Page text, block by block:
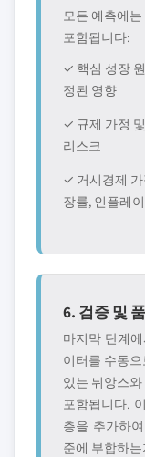
모든 예측에
포함됩니다:
✓ 핵심 성장
정된 영향
✓ 규제 가정
리스크
✓ 거시경제 가
장률, 인플레
6. 검증 및
마지막 단계
이터를 수동
있는 뉘앙스
포함됩니다.
층을 추가하
준에 부합하